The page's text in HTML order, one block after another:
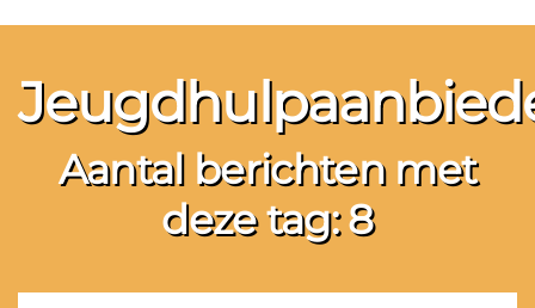
Aantal berichten met
deze tag: 8